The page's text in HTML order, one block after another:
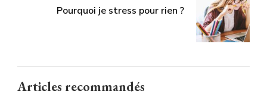
Pourquoi je stress pour rien ?
Articles recommandés